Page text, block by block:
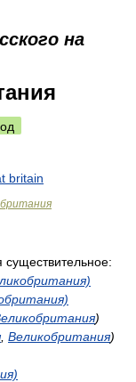
на
britain
существительное:
)
, Великобритания)